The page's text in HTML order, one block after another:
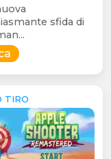
sfida di
TIRO